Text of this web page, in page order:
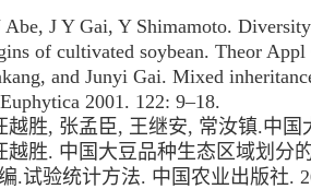
J Y Gai, Y Shimamoto.
of cultivated soybean. Theor Appl
and Junyi Gai. Mixed
2001. 122: 9–18.
越胜, 张孟臣, 王继安, 常汝镇.中国
越胜. 中国大豆品种生态区域划分
.试验统计方法. 中国农业出版社.